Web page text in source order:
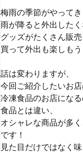
梅雨の季節がやってき
雨が降ると外出した
グッズがたくさん販
買って外出も楽しもう
話は変わりますが、
今回ご紹介したいお
冷凍食品のお店にな
食品とは違い、
オシャレな商品が多
です！
見た目だけではなく